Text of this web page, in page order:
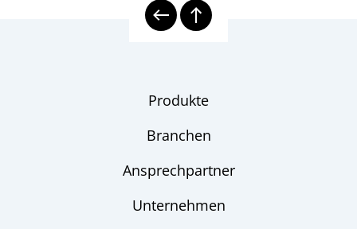
Produkte
Branchen
Ansprechpartner
Unternehmen